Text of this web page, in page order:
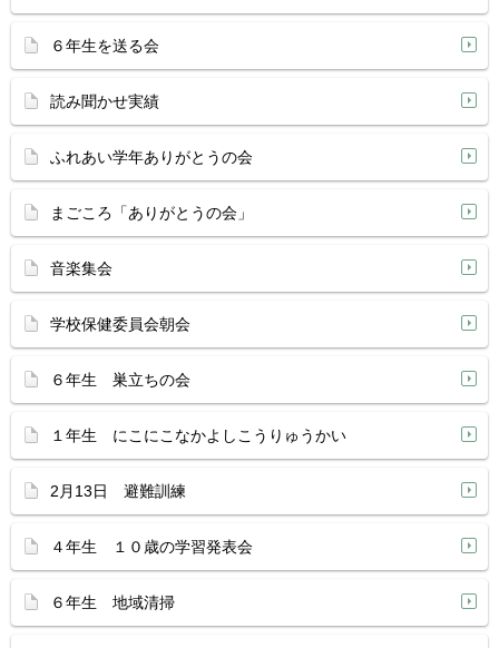
６年生を送る会
読み聞かせ実績
ふれあい学年ありがとうの会
まごころ「ありがとうの会」
音楽集会
学校保健委員会朝会
６年生 巣立ちの会
１年生 にこにこなかよしこうりゅうかい
2月13日 避難訓練
４年生 １０歳の学習発表会
６年生 地域清掃